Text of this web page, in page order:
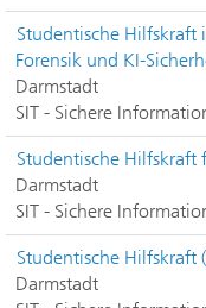
Studentische Hilfskraft
Forensik und KI-
Darmstadt
SIT - Sichere
Studentische Hilfskraft
Darmstadt
SIT - Sichere
Studentische Hilfskraft
Darmstadt